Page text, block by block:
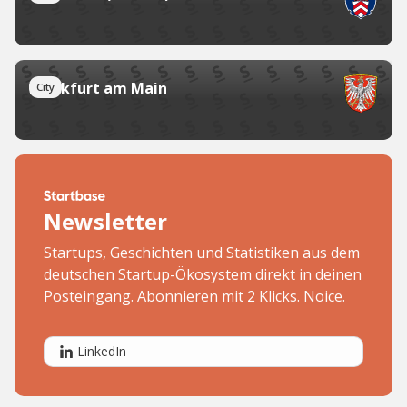
City
Frankfurt am Main
Newsletter
Startups, Geschichten und Statistiken aus dem
deutschen Startup-Ökosystem direkt in deinen
Posteingang. Abonnieren mit 2 Klicks. Noice.
LinkedIn